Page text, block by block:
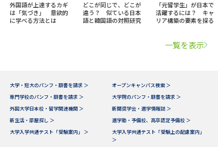
外国語が上達するカギ
は「気づき」 意欲的
に学べる方法とは
どこが同じで、どこが
違う？ 似ている日本
語と韓国語の対照研究
「元留学生」が日本で
活躍するには？ キャ
リア構築の要素を探る
一覧を表示
大学・短大のパンフ・願書を請求 ＞
オープンキャンパス検索 ＞
専門学校のパンフ・願書を請求 ＞
大学院のパンフ・願書を請求 ＞
外国大学日本校・留学関連機関 ＞
新聞奨学会・進学情報誌 ＞
新生活・部屋探し ＞
進学塾・予備校、高卒認定予備校 ＞
大学入学共通テスト「受験案内」 ＞
大学入学共通テスト「受験上の配慮案内」
＞